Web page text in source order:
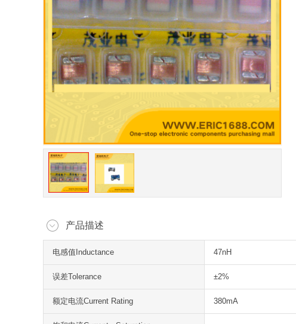
产品描述
电感值Inductance 47nH
误差Tolerance ±2%
额定电流Current Rating 380mA